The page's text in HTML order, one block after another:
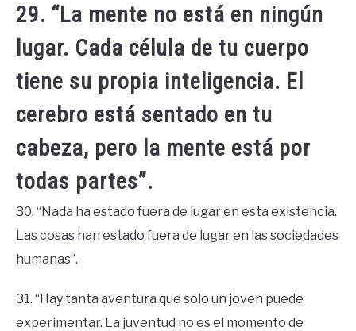
29. “La mente no está en ningún
lugar. Cada célula de tu cuerpo
tiene su propia inteligencia. El
cerebro está sentado en tu
cabeza, pero la mente está por
todas partes”.
30. “Nada ha estado fuera de lugar en esta existencia.
Las cosas han estado fuera de lugar en las sociedades
humanas”.
31. “Hay tanta aventura que solo un joven puede
experimentar. La juventud no es el momento de